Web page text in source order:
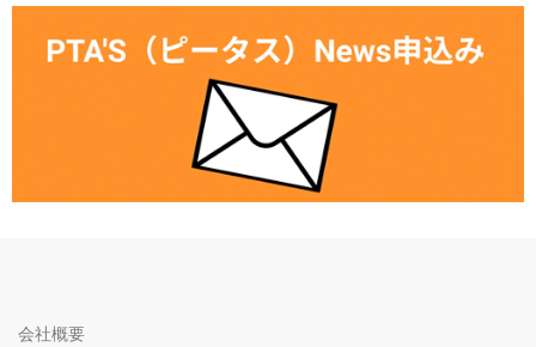
会社概要